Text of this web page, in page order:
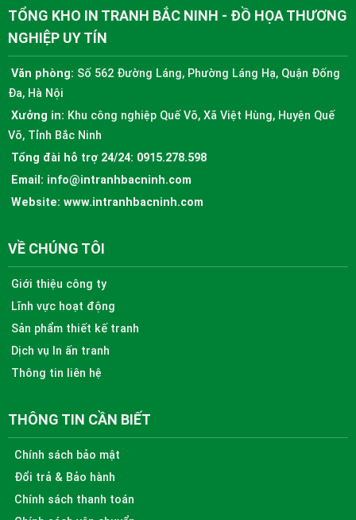
TỔNG KHO IN TRANH BẮC NINH - ĐỒ HỌA THƯƠNG
NGHIỆP UY TÍN
Văn phòng: Số 562 Đường Láng, Phường Láng Hạ, Quận Đống
Đa, Hà Nội
Xưởng in: Khu công nghiệp Quế Võ, Xã Việt Hùng, Huyện Quế
Võ, Tỉnh Bắc Ninh
Tổng đài hỗ trợ 24/24: 0915.278.598
Email: info@intranhbacninh.com
Website: www.intranhbacninh.com
VỀ CHÚNG TÔI
Giới thiệu công ty
Lĩnh vực hoạt động
Sản phẩm thiết kế tranh
Dịch vụ In ấn tranh
Thông tin liên hệ
THÔNG TIN CẦN BIẾT
Chính sách bảo mật
Đổi trả & Bảo hành
Chính sách thanh toán